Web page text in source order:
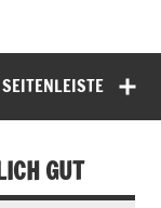
SEITENLEISTE
GUT